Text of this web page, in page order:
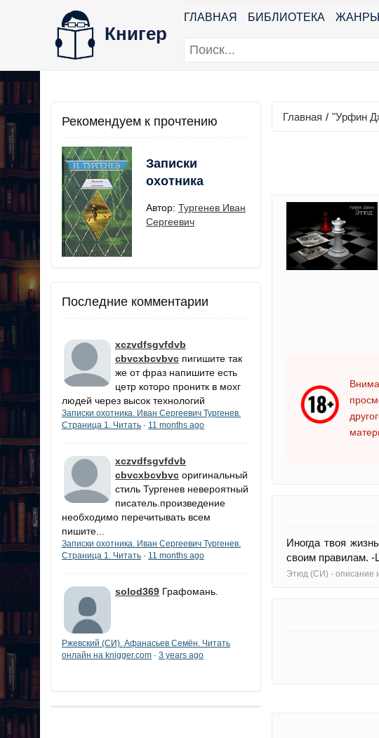
Книгер
ГЛАВНАЯ БИБЛИОТЕКА ЖАНРЫ
Рекомендуем к прочтению
Записки
охотника
Автор: Тургенев Иван
Сергеевич
Последние комментарии
xczvdfsgvfdvb
cbvcxbcvbvc пигишите так
же от фраз напишите есть
цетр которо пронитк в мохг
людей через высок технологий
Записки охотника. Иван Сергеевич Тургенев.
Страница 1. Читать · 11 months ago
xczvdfsgvfdvb
cbvcxbcvbvc оригинальный
стиль Тургенев невероятный
писатель.произведение
необходимо перечитывать всем
пишите...
Записки охотника. Иван Сергеевич Тургенев.
Страница 1. Читать · 11 months ago
solod369 Графомань.
Ржевский (СИ). Афанасьев Семён. Читать
онлайн на knigger.com · 3 years ago
Главная / "Урфин
Иногда твоя
своим правилам.
Этюд (СИ) - oписание